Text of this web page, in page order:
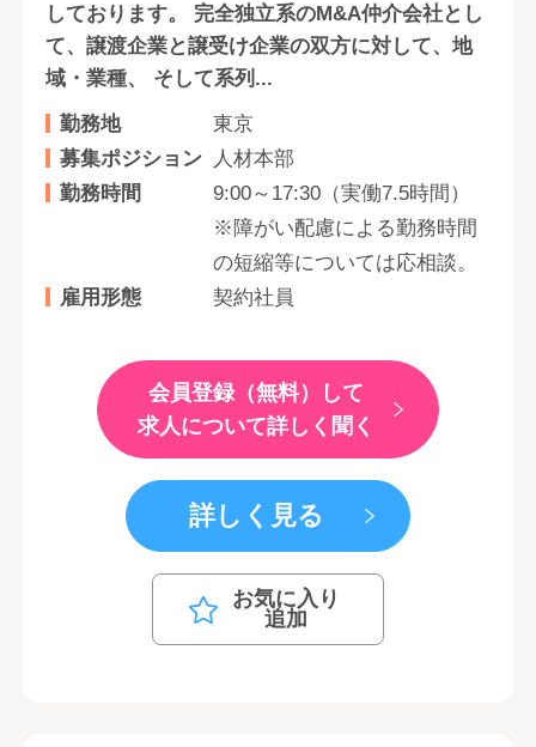
しております。 完全独立系のM&A仲介会社とし
て、譲渡企業と譲受け企業の双方に対して、地
域・業種、 そして系列...
勤務地
東京
募集ポジション
人材本部
勤務時間
9:00～17:30（実働7.5時間）
※障がい配慮による勤務時間
の短縮等については応相談。
雇用形態
契約社員
会員登録（無料）して
求人について詳しく聞く
詳しく見る
お気に入り
追加